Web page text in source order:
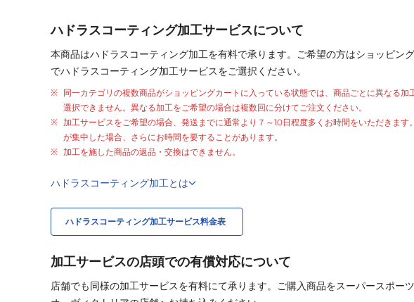
ハドラスコーティング加工サービスについて
本商品はハドラスコーティング加工を有料で承ります。ご希望の方はショッピン
でハドラスコーティング加工サービスをご選択ください。
同一カテゴリの複数商品がショッピングカートに入っている状態では、商品ごとに異なる加
選択できません。異なる加工をご希望の場合は複数回に分けてご注文ください。
加工サービスをご希望の場合、発送までに通常より ７～10日程度多くお時間をいただきます
が集中した場合、さらにお時間を要することがあります。
加工を施した商品の返品・交換はできません。
ハドラスコーティング加工とは
ハドラスコーティング加工サービス料金表
加工サービスの店頭での有償対応について
店舗でも同様の加工サービスを有料にて承ります。ご購入商品をスーパースポー